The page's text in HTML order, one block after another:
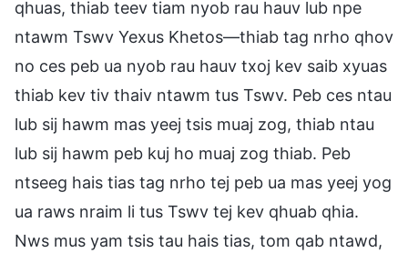
qhuas, thiab teev tiam nyob rau hauv lub npe
ntawm Tswv Yexus Khetos—thiab tag nrho qhov
no ces peb ua nyob rau hauv txoj kev saib xyuas
thiab kev tiv thaiv ntawm tus Tswv. Peb ces ntau
lub sij hawm mas yeej tsis muaj zog, thiab ntau
lub sij hawm peb kuj ho muaj zog thiab. Peb
ntseeg hais tias tag nrho tej peb ua mas yeej yog
ua raws nraim li tus Tswv tej kev qhuab qhia.
Nws mus yam tsis tau hais tias, tom qab ntawd,